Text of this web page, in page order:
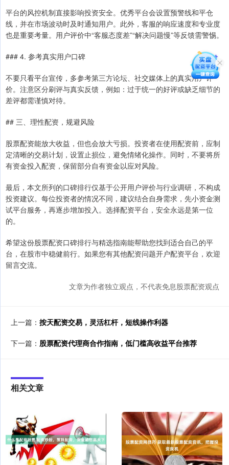
平台的风控机制直接影响投资安全。优秀平台会设置预警线和平仓
线，并在市场波动时及时通知用户。此外，客服的响应速度和专业度
也是重要考量。用户评价中“客服态度差”“解决问题慢”等反馈需警惕。
### 4. 参考真实用户口碑
不要只看平台宣传，多参考第三方论坛、社交媒体上的真实用户评
价。注意区分刷评与真实反馈，例如：过于统一的好评或缺乏细节的
差评都需谨慎对待。
## 三、理性配资，规避风险
股票配资能放大收益，但也会放大亏损。投资者在使用配资前，应制
定清晰的交易计划，设置止损位，避免情绪化操作。同时，不要将所
有资金投入配资，保留部分自有资金以应对风险。
最后，本文所列的口碑排行仅基于公开用户评价与行业调研，不构成
投资建议。每位投资者的情况不同，建议结合自身需求，先小资金测
试平台服务，再逐步增加投入。选择配资平台，安全永远是第一位
的。
希望这份股票配资口碑排行与精选指南能帮助您找到适合自己的平
台，在股市中稳健前行。如果您有其他配资问题开户配资平台，欢迎
留言交流。
文章为作者独立观点，不代表免息股票配资观点
上一篇： 按天配资交易，灵活杠杆，短线操作利器
下一篇： 股票配资代理商合作指南，低门槛高收益平台推荐
相关文章